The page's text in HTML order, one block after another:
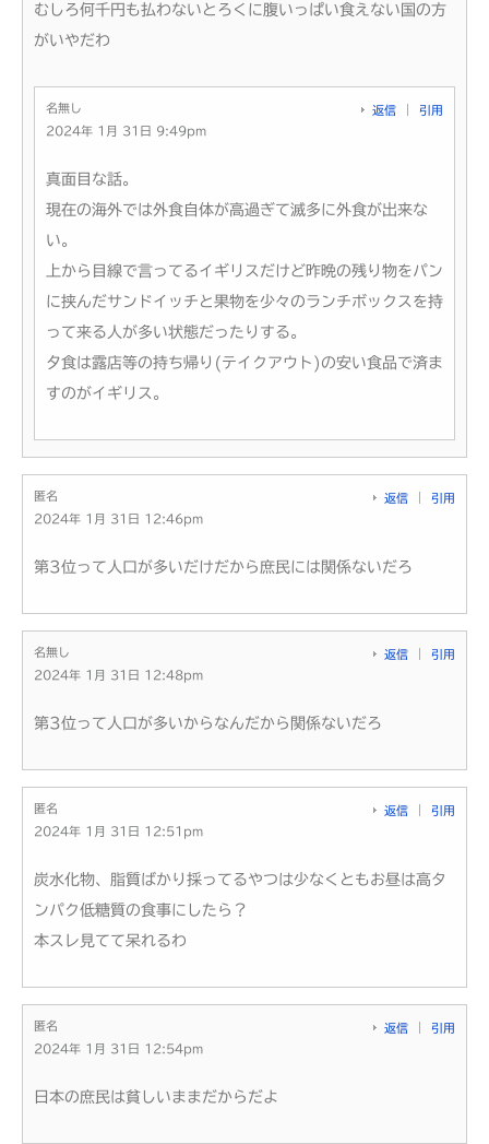
むしろ何千円も払わないとろくに腹いっぱい食えない国の方
がいやだわ
名無し
2024年 1月 31日 9:49pm
返信 引用
真面目な話。
現在の海外では外食自体が高過ぎて滅多に外食が出来な
い。
上から目線で言ってるイギリスだけど昨晩の残り物をパン
に挟んだサンドイッチと果物を少々のランチボックスを持
って来る人が多い状態だったりする。
夕食は露店等の持ち帰り(テイクアウト)の安い食品で済ま
すのがイギリス。
匿名
2024年 1月 31日 12:46pm
返信 引用
第3位って人口が多いだけだから庶民には関係ないだろ
名無し
2024年 1月 31日 12:48pm
返信 引用
第3位って人口が多いからなんだから関係ないだろ
匿名
2024年 1月 31日 12:51pm
返信 引用
炭水化物、脂質ばかり採ってるやつは少なくともお昼は高タ
ンパク低糖質の食事にしたら？
本スレ見てて呆れるわ
匿名
2024年 1月 31日 12:54pm
返信 引用
日本の庶民は貧しいままだからだよ